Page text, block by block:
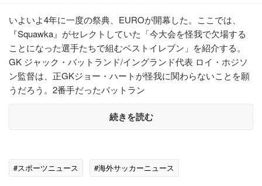
いよいよ4年に一度の祭典、EUROが開幕した。ここでは、
『Squawka』がセレクトしていた「今大会を怪我で欠場する
ことになった選手たちで組むベストイレブン」を紹介する。
GK ジャック・バットランド/イングランド代表 ロイ・ホジソ
ン監督は、正GKジョー・ハートが怪我に関わらないことを願
うだろう。2番手だったバットラン
続きを読む
#スポーツニュース #海外サッカーニュース